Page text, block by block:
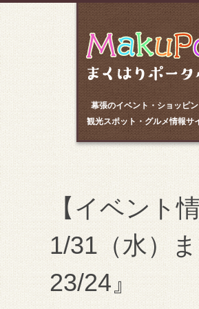
幕張のイベント・ショッピ
観光スポット・グルメ情報サ
【イベント
1/31（水）
23/24』